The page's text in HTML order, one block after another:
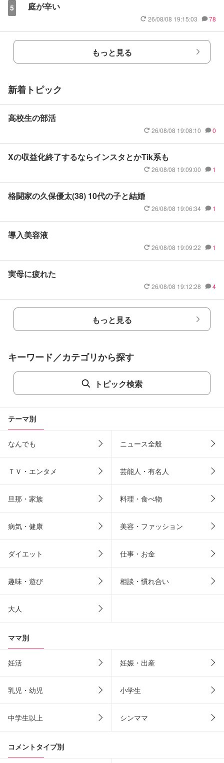
5 庭が辛い
26/08/08 19:15:03 78
もっと見る
新着トピック
高校生の部活
26/08/08 19:08:10 0
Xの収益化終了するならインスタとかTik系も
26/08/08 19:09:00 1
格闘家の久保優太(38) 10代の子と結婚
26/08/08 19:06:34 1
導入美容液
26/08/08 19:09:22 1
実母に疲れた
26/08/08 19:12:28 4
もっと見る
キーワード／カテゴリから探す
トピック検索
テーマ別
なんでも ニュース全般
ＴＶ・エンタメ 芸能人・有名人
旦那・家族 料理・食べ物
病気・健康 美容・ファッション
ダイエット 仕事・お金
趣味・遊び 相談・慣れ合い
大人
ママ別
妊活 妊娠・出産
乳児・幼児 小学生
中学生以上 シンママ
コメントタイプ別